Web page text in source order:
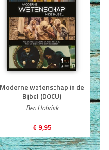
Moderne wetenschap in de
Bijbel (DOCU)
Ben Hobrink
€ 9,95